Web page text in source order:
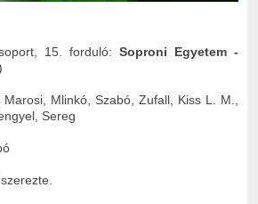
15. forduló: Soproni Egyetem -
Marosi, Mlinkó, Szabó, Zufall, Kiss L. M.,
Sereg